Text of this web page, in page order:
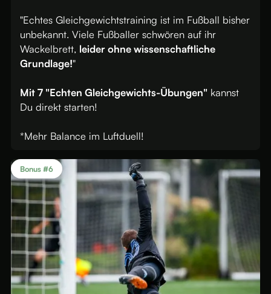
"Echtes Gleichgewichtstraining ist im Fußball bisher
unbekannt. Viele Fußballer schwören auf ihr
Wackelbrett, leider ohne wissenschaftliche
Grundlage!"
Mit 7 "Echten Gleichgewichts-Übungen" kannst
Du direkt starten!
*Mehr Balance im Luftduell!
Bonus #6